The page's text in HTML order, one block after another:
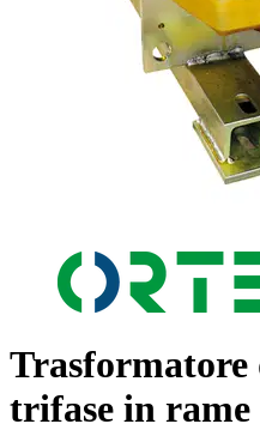
Trasformatore
trifase in rame